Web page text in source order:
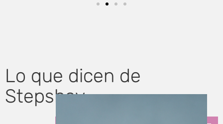
Lo que dicen de
Stepsbay